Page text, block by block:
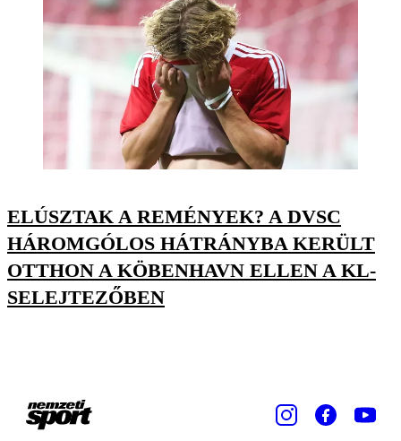
ELÚSZTAK A REMÉNYEK? A DVSC
HÁROMGÓLOS HÁTRÁNYBA KERÜLT
OTTHON A KÖBENHAVN ELLEN A KL-
SELEJTEZŐBEN